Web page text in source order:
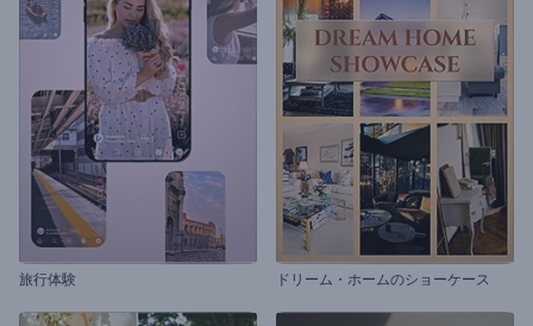
旅行体験 ドリーム・ホームのショーケース